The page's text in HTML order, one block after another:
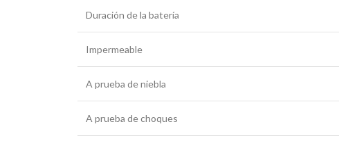
Duración de la batería
Impermeable
A prueba de niebla
A prueba de choques